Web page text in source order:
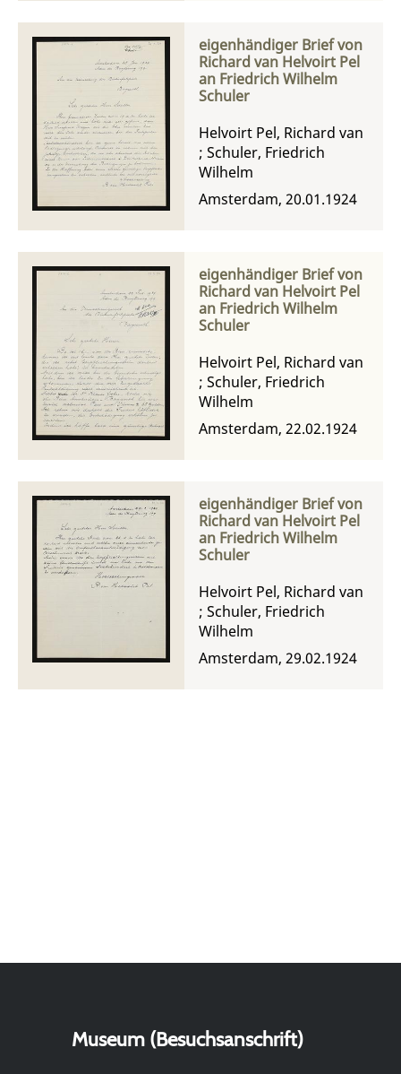
eigenhändiger Brief von
Richard van Helvoirt Pel
an Friedrich Wilhelm
Schuler
Helvoirt Pel, Richard van
; Schuler, Friedrich
Wilhelm
Amsterdam, 20.01.1924
eigenhändiger Brief von
Richard van Helvoirt Pel
an Friedrich Wilhelm
Schuler
Helvoirt Pel, Richard van
; Schuler, Friedrich
Wilhelm
Amsterdam, 22.02.1924
eigenhändiger Brief von
Richard van Helvoirt Pel
an Friedrich Wilhelm
Schuler
Helvoirt Pel, Richard van
; Schuler, Friedrich
Wilhelm
Amsterdam, 29.02.1924
Museum (Besuchsanschrift)